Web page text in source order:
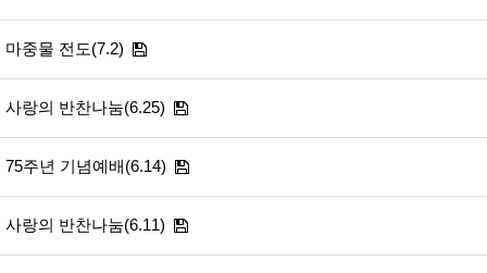
마중물 전도(7.2)
사랑의 반찬나눔(6.25)
75주년 기념예배(6.14)
사랑의 반찬나눔(6.11)